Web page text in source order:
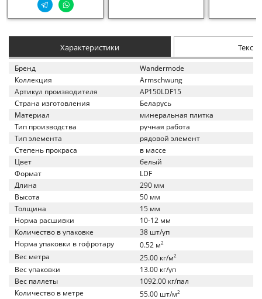
Характеристики
Бренд
Wandermode
Коллекция
Armschwung
Артикул производителя
AP150LDF15
Страна изготовления
Беларусь
Материал
минеральная плитка
Тип производства
ручная работа
Тип элемента
рядовой элемент
Степень прокраса
в массе
Цвет
белый
Формат
LDF
Длина
290 мм
Высота
50 мм
Толщина
15 мм
Норма расшивки
10-12 мм
Количество в упаковке
38 шт/уп
Норма упаковки в гофротару
0.52 м2
Вес метра 25.00 кг/м2
Вес упаковки
13.00 кг/уп
Вес паллеты
1092.00 кг/пал
Количество в метре
55.00 шт/м2